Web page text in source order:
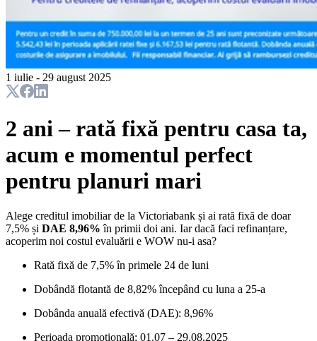
1 iulie - 29 august 2025
2 ani – rată fixă pentru casa ta,
acum e momentul perfect
pentru planuri mari
Alege creditul imobiliar de la Victoriabank și ai rată fixă de doar
7,5% și DAE 8,96% în primii doi ani. Iar dacă faci refinanțare,
acoperim noi costul evaluării e WOW nu-i asa?
Rată fixă de 7,5% în primele 24 de luni
Dobândă flotantă de 8,82% începând cu luna a 25-a
Dobânda anuală efectivă (DAE): 8,96%
Perioada promoțională: 01.07 – 29.08.2025